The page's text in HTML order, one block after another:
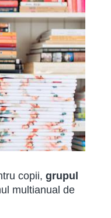
copii, grupul
multianual de